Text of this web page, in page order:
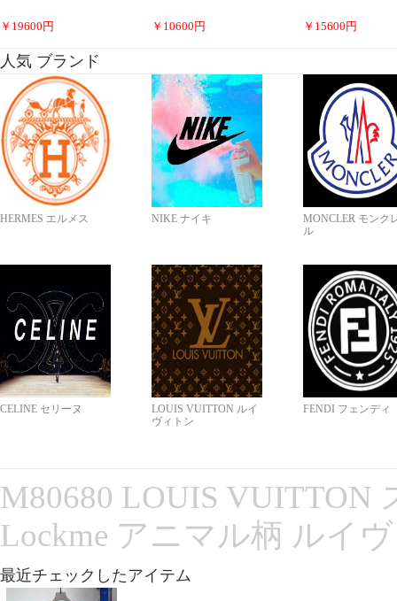
￥ 19600 円 ￥ 10600 円 ￥ 15600 円
人気 ブランド
HERMES エルメス NIKE ナイキ
MONCLER モンク
ル
CELINE セリーヌ
LOUIS VUITTON ルイ
ヴィトン
FENDI フェンディ
M80680 LOUIS VUITTON
Lockme アニマル柄 ルイ
最近チェックしたアイテム